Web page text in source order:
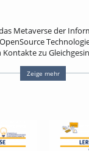
Metaverse der
zu
kann man
gemeinsam
Lehre
Zeige mehr